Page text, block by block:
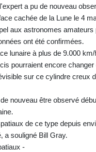
a pu de nouveau
cachée de la Lune le 4
aux astronomes
ont été confirmées.
lunaire à plus de 9.000 km/
pourraient encore
sur ce cylindre creux
nouveau être observé
de ce type depuis
a souligné Bill Gray.
-